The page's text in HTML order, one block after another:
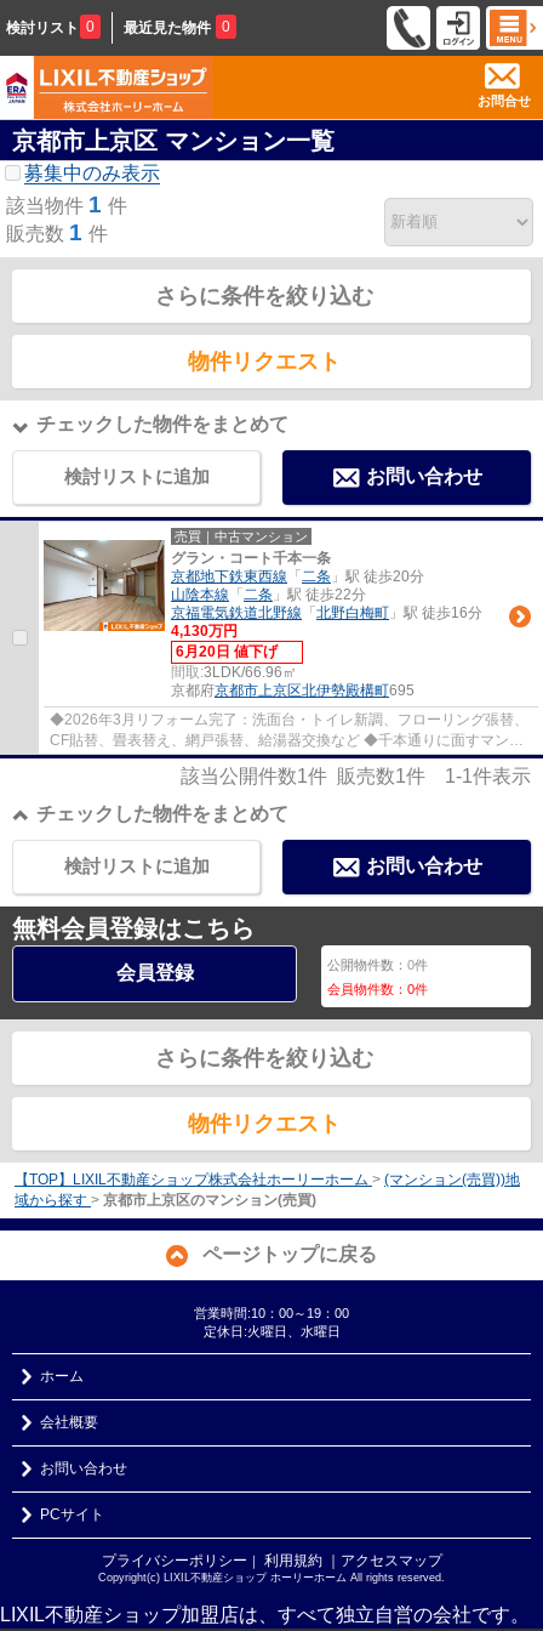
検討リスト 0 最近見た物件 0
お問合せ
京都市上京区 マンション一覧
募集中のみ表示
該当物件 1 件
販売数 1 件
さらに条件を絞り込む
物件リクエスト
チェックした物件をまとめて
検討リストに追加 お問い合わせ
売買｜中古マンション
グラン・コート千本一条
京都地下鉄東西線 「 二条 」駅 徒歩20分
山陰本線 「 二条 」駅 徒歩22分
京福電気鉄道北野線 「 北野白梅町 」駅 徒歩16分
4,130万円
6月20日 値下げ
間取:3LDK/66.96㎡
京都府京都市上京区北伊勢殿構町695
◆2026年3月リフォーム完了：洗面台・トイレ新調、フローリング張替、
CF貼替、畳表替え、網戸張替、給湯器交換など ◆千本通りに面すマンシ
ョン ◆東向きバルコニー ◆L字型キッチン ◆全居...
該当公開件数1件 販売数1件 1-1件表示
チェックした物件をまとめて
お問い合わせ
検討リストに追加
無料会員登録はこちら
会員登録 公開物件数：0件
会員物件数：0件
さらに条件を絞り込む
物件リクエスト
【TOP】LIXIL不動産ショップ株式会社ホーリーホーム > (マンション(売買))地
域から探す > 京都市上京区のマンション(売買)
ページトップに戻る
営業時間:10：00～19：00
定休日:火曜日、水曜日
ホーム
会社概要
お問い合わせ
PCサイト
プライバシーポリシー ｜ 利用規約 ｜アクセスマップ
Copyright(c) LIXIL不動産ショップ ホーリーホーム All rights reserved.
LIXIL不動産ショップ加盟店は、すべて独立自営の会社です。